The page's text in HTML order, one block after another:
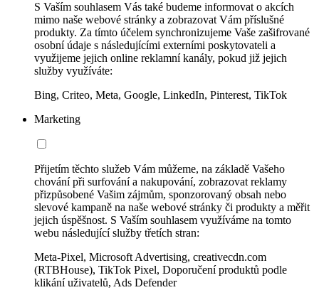
S Vaším souhlasem Vás také budeme informovat o akcích
mimo naše webové stránky a zobrazovat Vám příslušné
produkty. Za tímto účelem synchronizujeme Vaše zašifrované
osobní údaje s následujícími externími poskytovateli a
využijeme jejich online reklamní kanály, pokud již jejich
služby využíváte:
Bing, Criteo, Meta, Google, LinkedIn, Pinterest, TikTok
Marketing
Přijetím těchto služeb Vám můžeme, na základě Vašeho
chování při surfování a nakupování, zobrazovat reklamy
přizpůsobené Vašim zájmům, sponzorovaný obsah nebo
slevové kampaně na naše webové stránky či produkty a měřit
jejich úspěšnost. S Vaším souhlasem využíváme na tomto
webu následující služby třetích stran:
Meta-Pixel, Microsoft Advertising, creativecdn.com
(RTBHouse), TikTok Pixel, Doporučení produktů podle
klikání uživatelů, Ads Defender